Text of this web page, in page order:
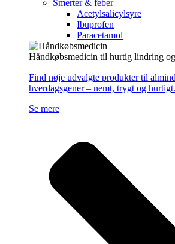
Smerter & feber
Acetylsalicylsyre
Ibuprofen
Paracetamol
Håndkøbsmedicin til hurtig lindring
Find nøje udvalgte produkter til
hverdagsgener – nemt, trygt og hurtigt.
Se mere